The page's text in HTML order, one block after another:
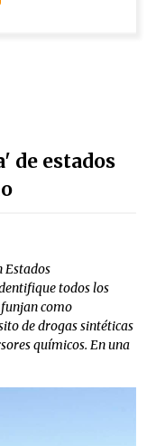
de estados
Estados
todos los
como
de drogas sintéticas
químicos. En una